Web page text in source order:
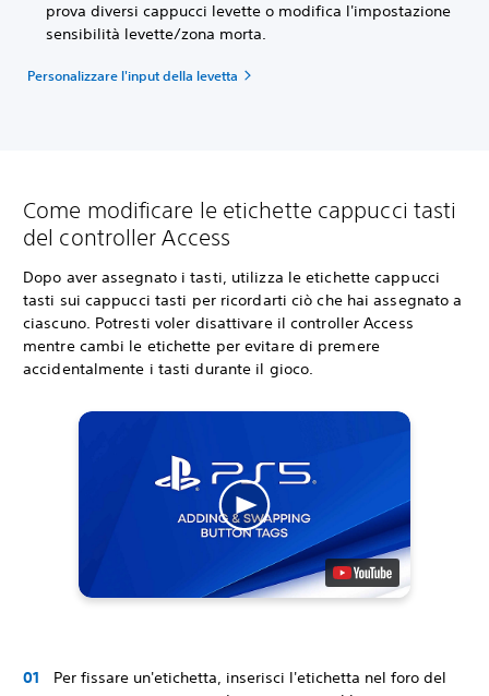
prova diversi cappucci levette o modifica l'impostazione
sensibilità levette/zona morta.
Personalizzare l'input della levetta
Come modificare le etichette cappucci tasti
del controller Access
Dopo aver assegnato i tasti, utilizza le etichette cappucci
tasti sui cappucci tasti per ricordarti ciò che hai assegnato a
ciascuno. Potresti voler disattivare il controller Access
mentre cambi le etichette per evitare di premere
accidentalmente i tasti durante il gioco.
Per fissare un'etichetta, inserisci l'etichetta nel foro del